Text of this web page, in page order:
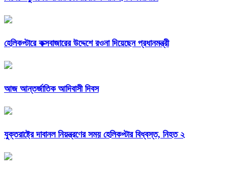
হেলিকপ্টারে কক্সবাজারের উদ্দেশে রওনা দিয়েছেন প্রধানমন্ত্রী
আজ আন্তর্জাতিক আদিবাসী দিবস
যুক্তরাষ্ট্রে দাবানল নিয়ন্ত্রণের সময় হেলিকপ্টার বিধ্বস্ত, নিহত ২